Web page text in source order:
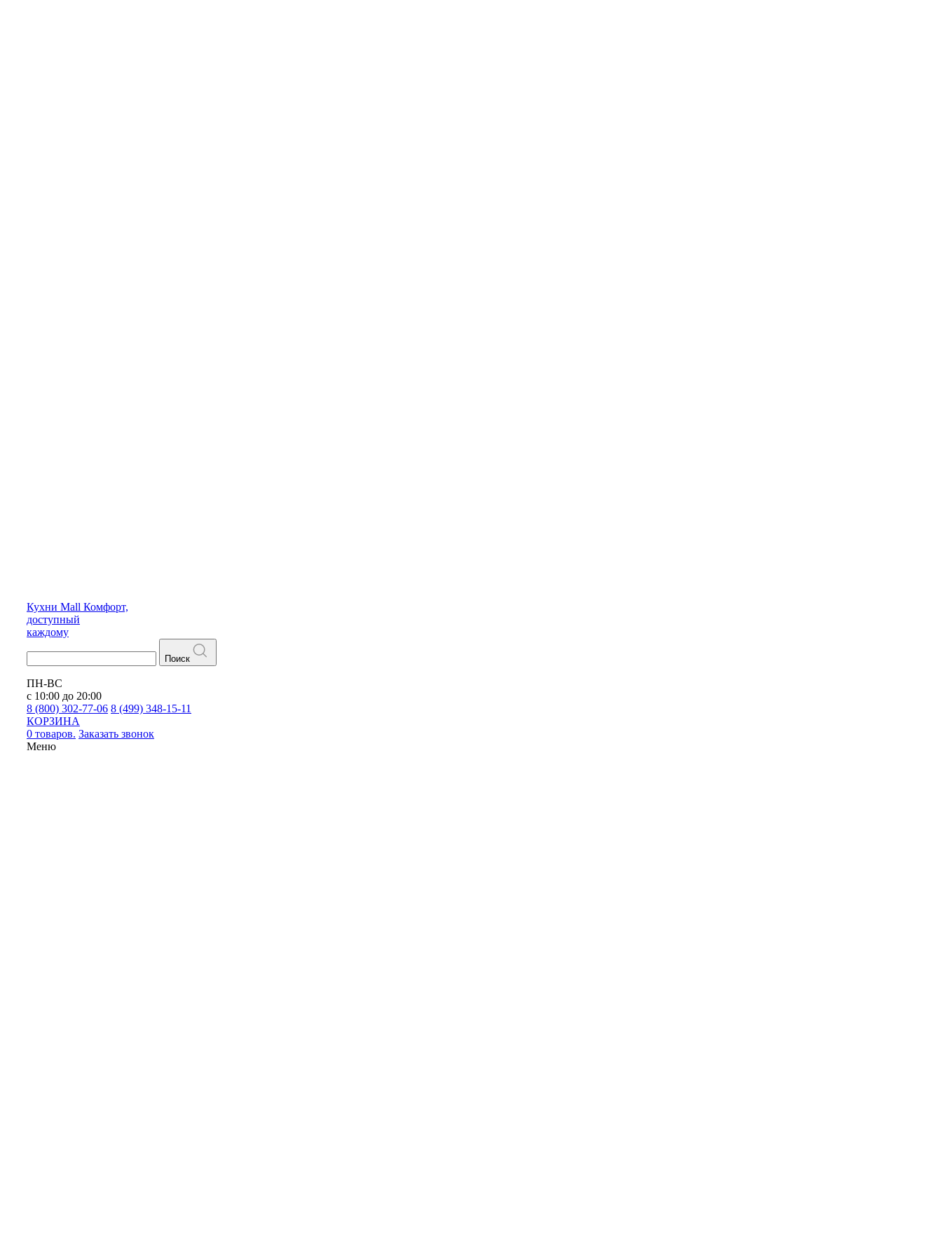
Кухни Mall Комфорт,
доступный
каждому
Поиск
ПН-ВС
с 10:00 до 20:00
8 (800) 302-77-06 8 (499) 348-15-11
КОРЗИНА
0 товаров. Заказать звонок
Меню